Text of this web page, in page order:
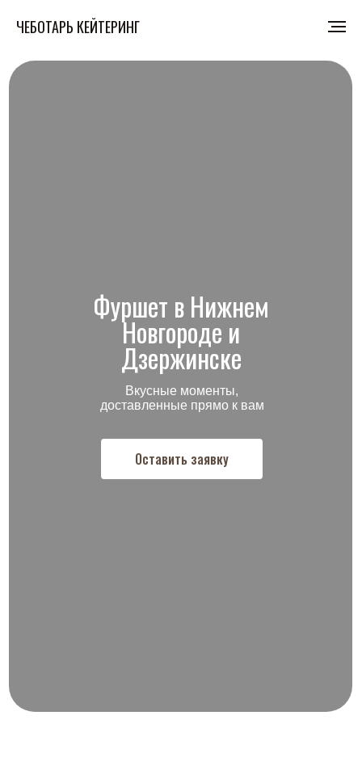
ЧЕБОТАРЬ КЕЙТЕРИНГ
Оставить заявку
Вкусные моменты,
доставленные прямо к вам
Фуршет в Нижнем
Новгороде и
Дзержинске